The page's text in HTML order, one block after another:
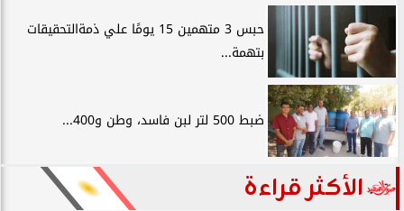
حبس 3 متهمين 15 يومًا علي ذمةالتحقيقات
بتهمة...
ضبط 500 لتر لبن فاسد، وطن و400...
الأكثر قراءة